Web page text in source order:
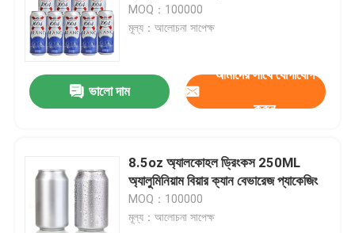
MOQ：100000
মূল্য：আলোচনা সাপেক্ষ
ভালো দাম
আমাদের সাথে যোগাযোগ
করুন
8.5oz অ্যালকোহল ড্রিংকস 250ML
অ্যালুমিনিয়াম বিয়ার ক্যান বেভারেজ প্যাকেজিং
MOQ：100000
মূল্য：আলোচনা সাপেক্ষ